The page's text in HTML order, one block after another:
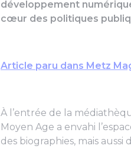
développement
cœur des politiques
Article paru dans Metz
À l’entrée de la
Moyen Age a envahi
des biographies, mais